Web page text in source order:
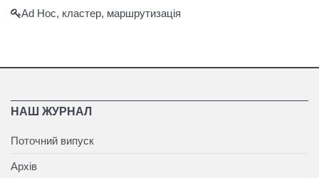
Ad Hoc, кластер, маршрутизація
НАШ ЖУРНАЛ
Поточний випуск
Архів